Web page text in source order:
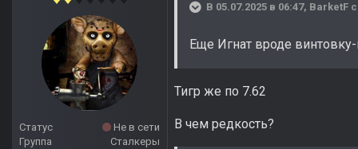
Статус
Не в сети
Группа
Сталкеры
В 05.07.2025 в 06:47, BarketF
Еще Игнат вроде
Тигр же по 7.62
В чем редкость?